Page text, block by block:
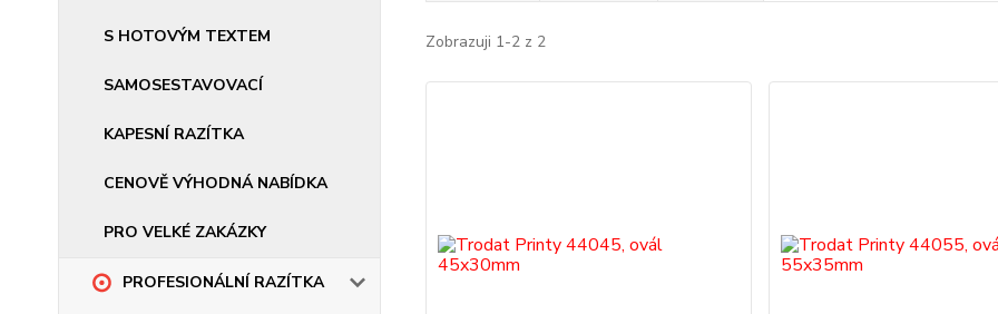
S HOTOVÝM TEXTEM
SAMOSESTAVOVACÍ
KAPESNÍ RAZÍTKA
CENOVĚ VÝHODNÁ NABÍDKA
PRO VELKÉ ZAKÁZKY
PROFESIONÁLNÍ RAZÍTKA
Zobrazuji 1-2 z 2